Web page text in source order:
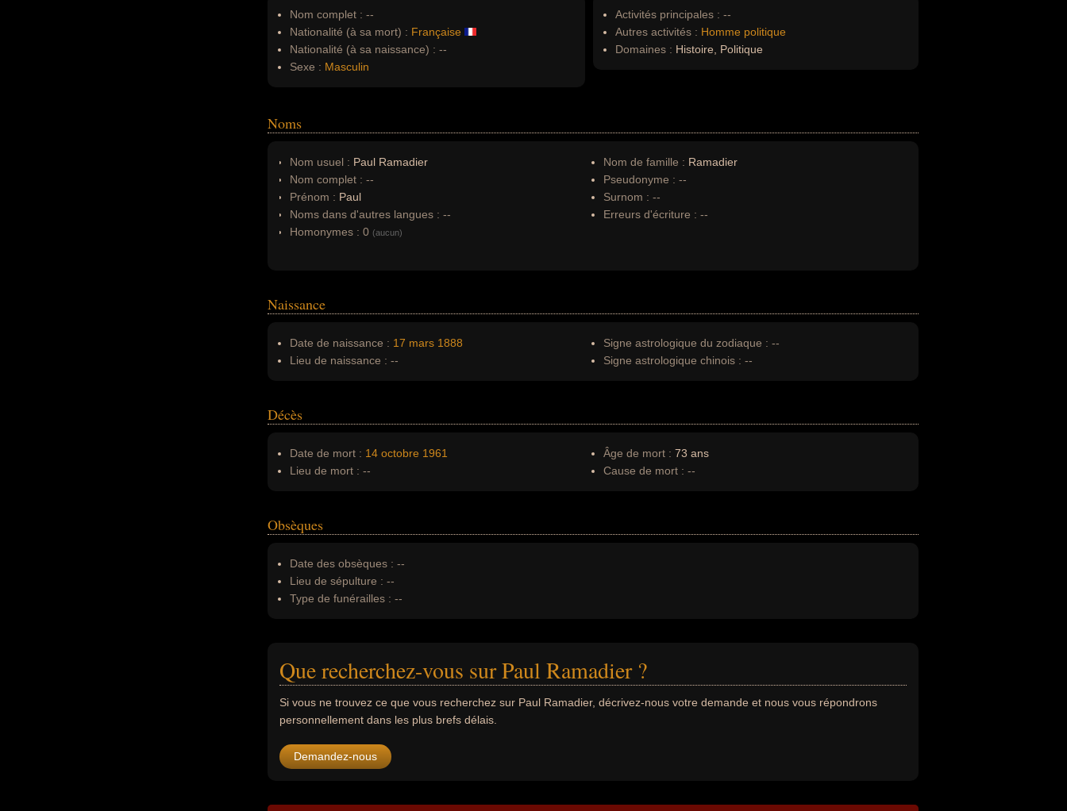
Nom complet : --
Nationalité (à sa mort) : Française
Nationalité (à sa naissance) : --
Sexe : Masculin
Activités principales : --
Autres activités : Homme politique
Domaines : Histoire, Politique
Noms
Nom usuel : Paul Ramadier
Nom complet : --
Prénom : Paul
Noms dans d'autres langues : --
Homonymes : 0 (aucun)
Nom de famille : Ramadier
Pseudonyme : --
Surnom : --
Erreurs d'écriture : --
Naissance
Date de naissance : 17 mars 1888
Lieu de naissance : --
Signe astrologique du zodiaque : --
Signe astrologique chinois : --
Décès
Date de mort : 14 octobre 1961
Lieu de mort : --
Âge de mort : 73 ans
Cause de mort : --
Obsèques
Date des obsèques : --
Lieu de sépulture : --
Type de funérailles : --
Que recherchez-vous sur Paul Ramadier ?
Si vous ne trouvez ce que vous recherchez sur Paul Ramadier, décrivez-nous votre demande et nous vous répondrons
personnellement dans les plus brefs délais.
Demandez-nous